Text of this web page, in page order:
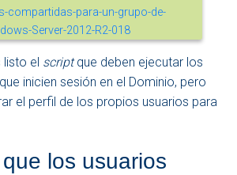
listo el scriptque deben ejecutar los
inicien sesión en el Dominio, pero
el perfil de los propios usuarios para
los usuarios